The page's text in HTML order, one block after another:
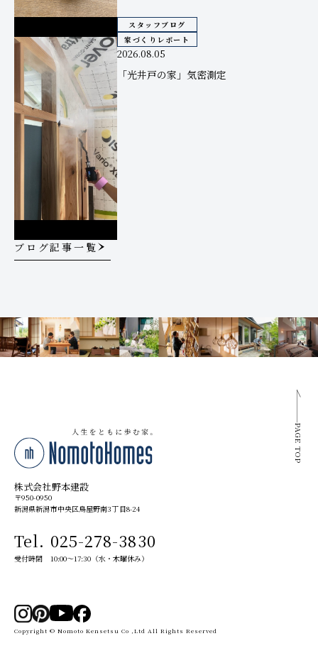
ブログ記事一覧
スタッフブログ
家づくりレポート
2026.08.05
「光井戸の家」気密測定
株式会社野本建設
〒950-0950
新潟県新潟市中央区鳥屋野南3丁目8-24
Tel. 025-278-3830
受付時間 10:00～17:30（水・木曜休み）
Copyright © Nomoto Kensetsu Co ,Ltd All Rights Reserved
PAGE TOP